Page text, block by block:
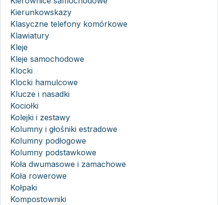
Kierunkowskazy
Klasyczne telefony komórkowe
Klawiatury
Kleje
Kleje samochodowe
Klocki
Klocki hamulcowe
Klucze i nasadki
Kociołki
Kolejki i zestawy
Kolumny i głośniki estradowe
Kolumny podłogowe
Kolumny podstawkowe
Koła dwumasowe i zamachowe
Koła rowerowe
Kołpaki
Kompostowniki